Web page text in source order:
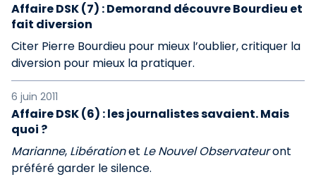
Affaire DSK (7) : Demorand découvre Bourdieu et
fait diversion
Citer Pierre Bourdieu pour mieux l’oublier, critiquer la
diversion pour mieux la pratiquer.
6 juin 2011
Affaire DSK (6) : les journalistes savaient. Mais
quoi ?
Marianne, Libérationet Le Nouvel Observateuront
préféré garder le silence.